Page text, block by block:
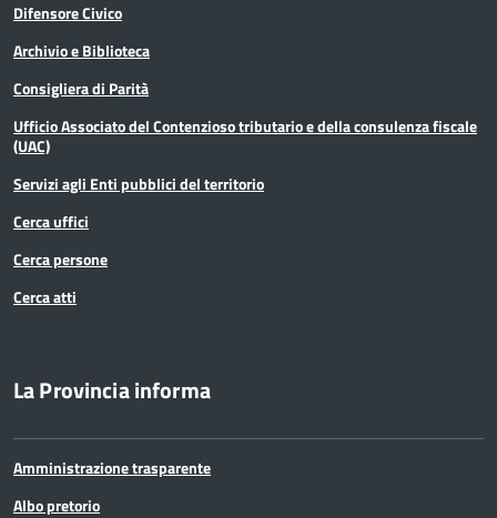
Terremoto
Difensore Civico
Archivio e Biblioteca
Consigliera di Parità
Ufficio Associato del Contenzioso tributario e della consulenza fiscale
(UAC)
Servizi agli Enti pubblici del territorio
Cerca uffici
Cerca persone
Cerca atti
La Provincia informa
Amministrazione trasparente
Albo pretorio